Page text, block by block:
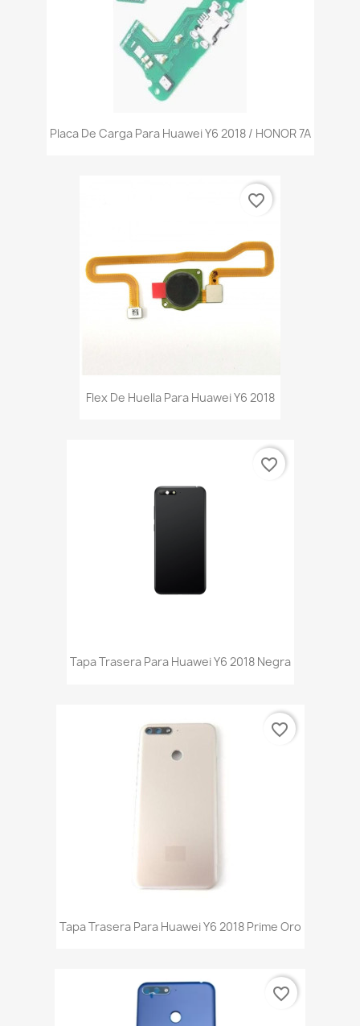
Placa De Carga Para Huawei Y6 2018 / HONOR 7A
Flex De Huella Para Huawei Y6 2018
favorite_border
Tapa Trasera Para Huawei Y6 2018 Negra
favorite_border
Tapa Trasera Para Huawei Y6 2018 Prime Oro
favorite_border
favorite_border